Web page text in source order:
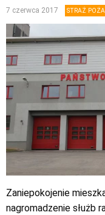
7 czerwca 2017 STRAŻ
Zaniepokojenie
nagromadzenie służb